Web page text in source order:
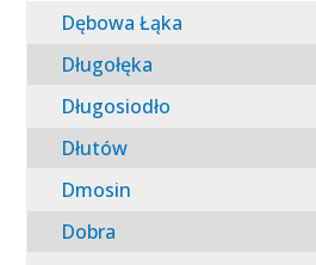
Dębowa Łąka
Długołęka
Długosiodło
Dłutów
Dmosin
Dobra